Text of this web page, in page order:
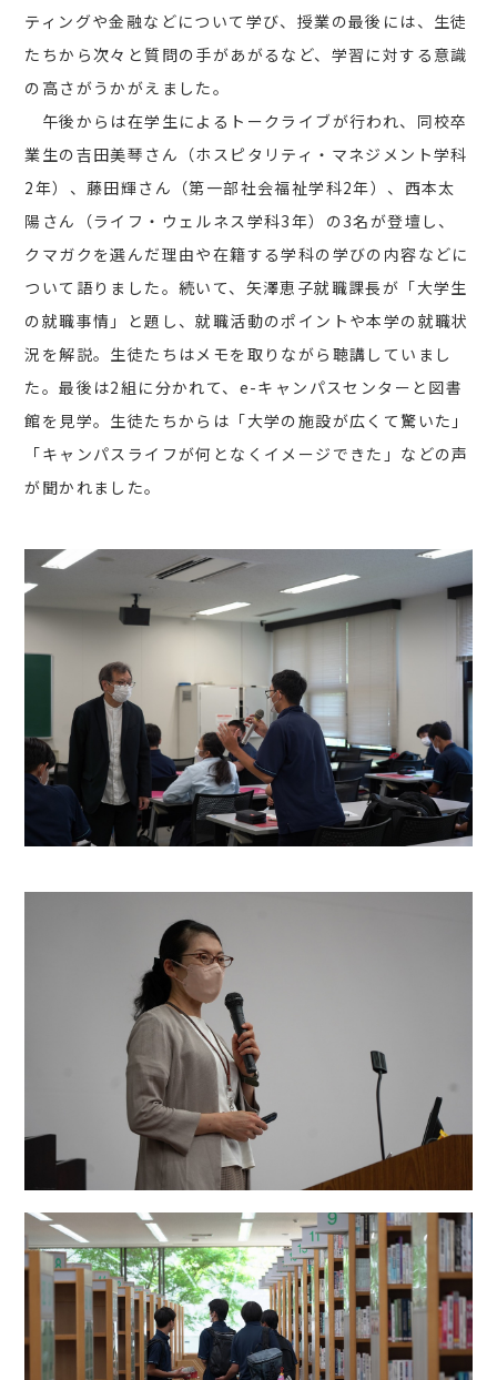
ティングや金融などについて学び、授業の最後には、生徒
たちから次々と質問の手があがるなど、学習に対する意識
の高さがうかがえました。
午後からは在学生によるトークライブが行われ、同校卒
業生の吉田美琴さん（ホスピタリティ・マネジメント学科
2年）、藤田輝さん（第一部社会福祉学科2年）、西本太
陽さん（ライフ・ウェルネス学科3年）の3名が登壇し、
クマガクを選んだ理由や在籍する学科の学びの内容などに
ついて語りました。続いて、矢澤恵子就職課長が「大学生
の就職事情」と題し、就職活動のポイントや本学の就職状
況を解説。生徒たちはメモを取りながら聴講していまし
た。最後は2組に分かれて、e-キャンパスセンターと図書
館を見学。生徒たちからは「大学の施設が広くて驚いた」
「キャンパスライフが何となくイメージできた」などの声
が聞かれました。